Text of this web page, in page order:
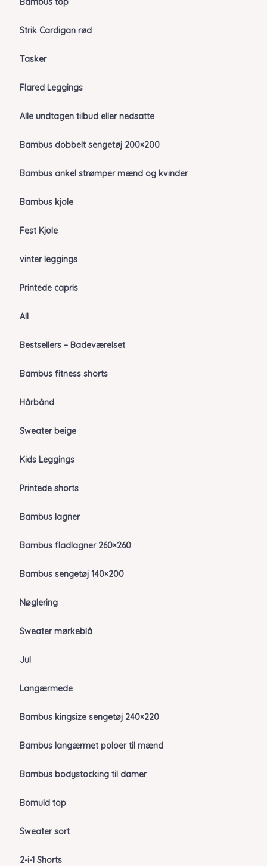
Strik Cardigan rød
Tasker
Flared Leggings
Alle undtagen tilbud eller nedsatte
Bambus dobbelt sengetøj 200×200
Bambus ankel strømper mænd og kvinder
Bambus kjole
Fest Kjole
vinter leggings
Printede capris
All
Bestsellers – Badeværelset
Bambus fitness shorts
Hårbånd
Sweater beige
Kids Leggings
Printede shorts
Bambus lagner
Bambus fladlagner 260×260
Bambus sengetøj 140×200
Nøglering
Sweater mørkeblå
Jul
Langærmede
Bambus kingsize sengetøj 240×220
Bambus langærmet poloer til mænd
Bambus bodystocking til damer
Bomuld top
Sweater sort
2-i-1 Shorts